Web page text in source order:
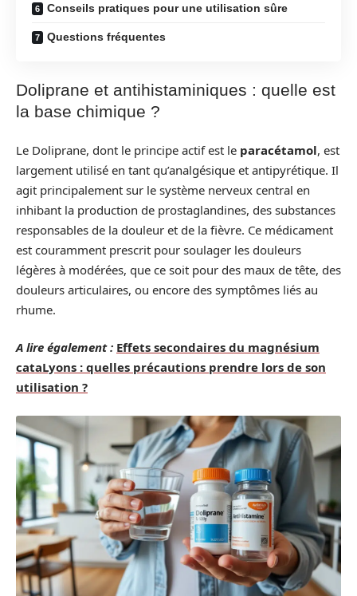
Conseils pratiques pour une utilisation sûre
Questions fréquentes
Doliprane et antihistaminiques : quelle est
la base chimique ?
Le Doliprane, dont le principe actif est le paracétamol, est
largement utilisé en tant qu’analgésique et antipyrétique. Il
agit principalement sur le système nerveux central en
inhibant la production de prostaglandines, des substances
responsables de la douleur et de la fièvre. Ce médicament
est couramment prescrit pour soulager les douleurs
légères à modérées, que ce soit pour des maux de tête, des
douleurs articulaires, ou encore des symptômes liés au
rhume.
A lire également : Effets secondaires du magnésium
cataLyons : quelles précautions prendre lors de son
utilisation ?